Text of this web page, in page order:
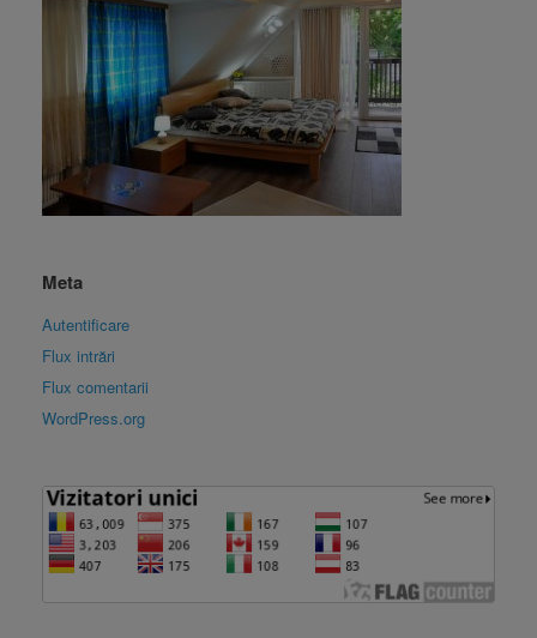
Meta
Autentificare
Flux intrări
Flux comentarii
WordPress.org